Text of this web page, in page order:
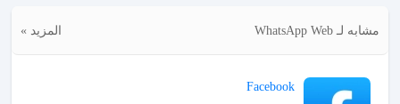
مشابه لـ WhatsApp Web المزيد »
Facebook